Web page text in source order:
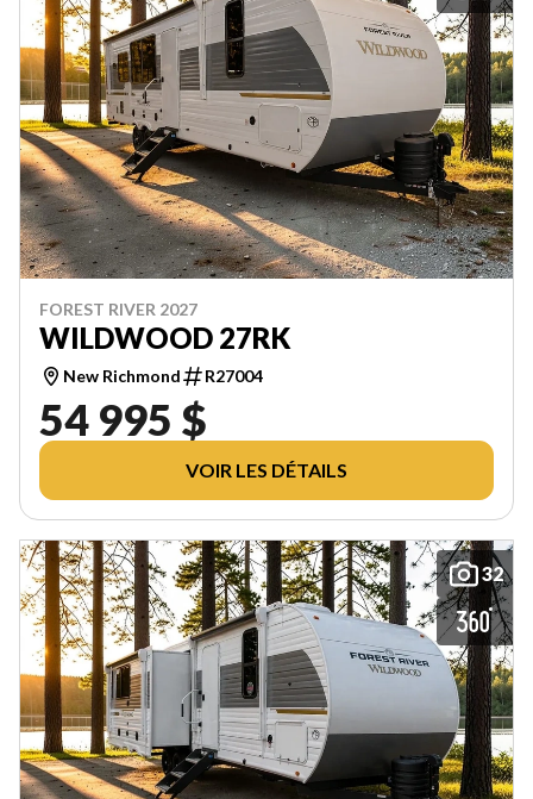
FOREST RIVER 2027
WILDWOOD 27RK
New Richmond R27004
54 995 $
VOIR LES DÉTAILS
32